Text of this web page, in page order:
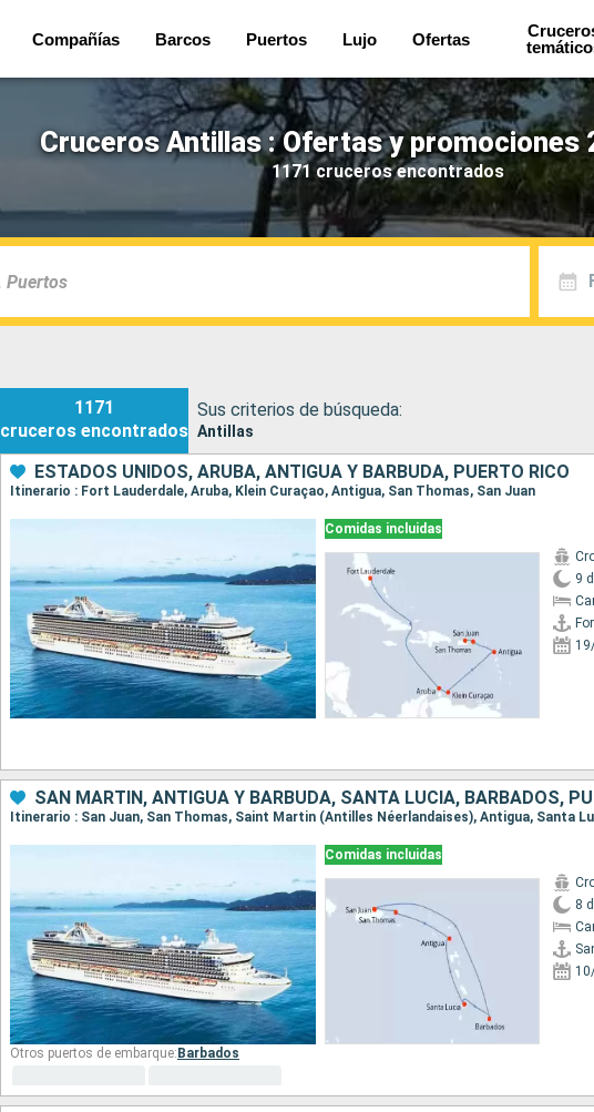
Compañías Barcos Puertos Lujo Ofertas
Cruceros Antillas : Ofertas y promociones
1171 cruceros encontrados
1171
cruceros encontrados
Sus criterios de búsqueda:
Antillas
ESTADOS UNIDOS, ARUBA, ANTIGUA Y BARBUDA, PUERTO RICO
Itinerario : Fort Lauderdale, Aruba, Klein Curaçao, Antigua, San Thomas, San Juan
Comidas incluidas
9 d
SAN MARTÍN, ANTIGUA Y BARBUDA, SANTA LUCIA, BARBADOS,
Comidas incluidas
8 d
Otros puertos de embarque: Barbados